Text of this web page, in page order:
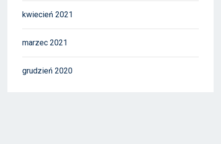
kwiecień 2021
marzec 2021
grudzień 2020